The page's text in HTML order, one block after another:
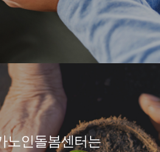
노인돌봄센터는